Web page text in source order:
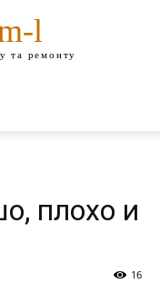
l
та ремонту
плохо и
16